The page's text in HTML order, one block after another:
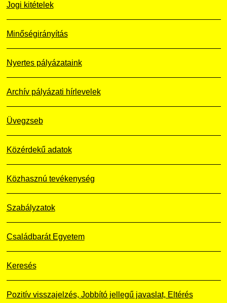
Jogi kitételek
Minőségirányítás
Nyertes pályázataink
Archív pályázati hírlevelek
Üvegzseb
Közérdekű adatok
Közhasznú tevékenység
Szabályzatok
Családbarát Egyetem
Keresés
Pozitív visszajelzés, Jobbító jellegű javaslat, Eltérés